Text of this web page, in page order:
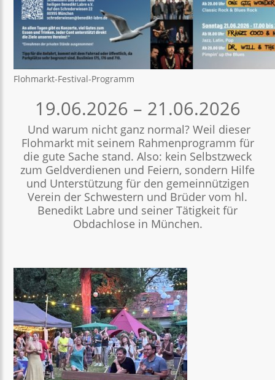
Flohmarkt-Festival-Programm
19.06.2026 – 21.06.2026
Und warum nicht ganz normal? Weil dieser
Flohmarkt mit seinem Rahmenprogramm für
die gute Sache stand. Also: kein Selbstzweck
zum Geldverdienen und Feiern, sondern Hilfe
und Unterstützung für den gemeinnützigen
Verein der Schwestern und Brüder vom hl.
Benedikt Labre und seiner Tätigkeit für
Obdachlose in München.